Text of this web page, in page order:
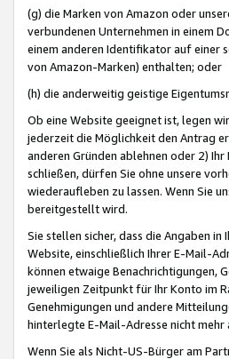
(g) die Marken von Amazon oder
verbundenen Unternehmen in einem
einem anderen Identifikator auf einer
von Amazon-Marken) enthalten; oder
(h) die anderweitig geistige
Ob eine Website geeignet ist, legen
jederzeit die Möglichkeit den Antrag
anderen Gründen ablehnen oder 2)
schließen, dürfen Sie ohne unsere
wiederaufleben zu lassen. Wenn Sie
bereitgestellt wird.
Sie stellen sicher, dass die Angaben
Website, einschließlich Ihrer E-Mail-
können etwaige Benachrichtigungen,
jeweiligen Zeitpunkt für Ihr Konto im
Genehmigungen und andere
hinterlegte E-Mail-Adresse nicht mehr
Wenn Sie als Nicht-US-Bürger am